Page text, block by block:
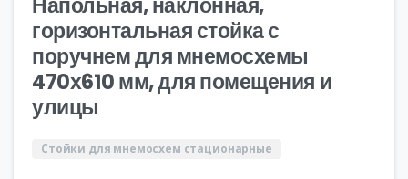
горизонтальная стойка с
поручнем для мнемосхемы
470х610 мм, для помещения и
улицы
Стойки для мнемосхем стационарные